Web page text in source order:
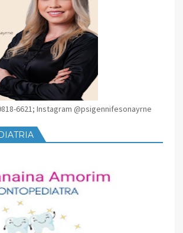
6621; Instagram @psigennifesonayrne